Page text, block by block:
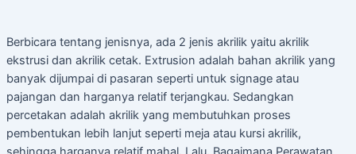
Berbicara tentang jenisnya, ada 2 jenis akrilik yaitu akrilik
ekstrusi dan akrilik cetak. Extrusion adalah bahan akrilik yang
banyak dijumpai di pasaran seperti untuk signage atau
pajangan dan harganya relatif terjangkau. Sedangkan
percetakan adalah akrilik yang membutuhkan proses
pembentukan lebih lanjut seperti meja atau kursi akrilik,